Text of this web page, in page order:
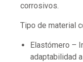
corrosivos.
Tipo de material
Elastómero –
adaptabilidad